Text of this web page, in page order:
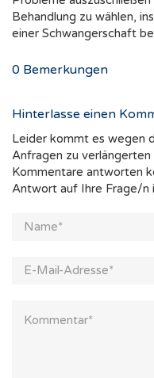
Behandlung zu wählen,
einer Schwangerschaft
0 Bemerkungen
Hinterlasse einen
Leider kommt es wegen
Anfragen zu
Kommentare antworten
Antwort auf Ihre Frage/n